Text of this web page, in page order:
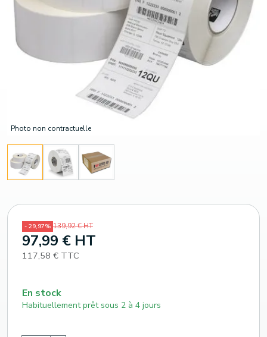
Photo non contractuelle
- 29,97% 139,92 € HT
97,99 € HT
117,58 € TTC
En stock
Habituellement prêt sous 2 à 4 jours